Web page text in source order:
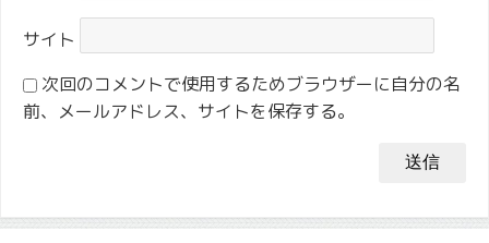
サイト
次回のコメントで使用するためブラウザーに自分の名
前、メールアドレス、サイトを保存する。